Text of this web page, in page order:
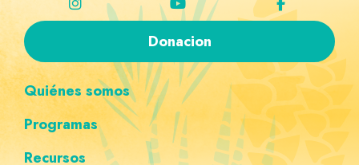
Donacion
Quiénes somos
Programas
Recursos